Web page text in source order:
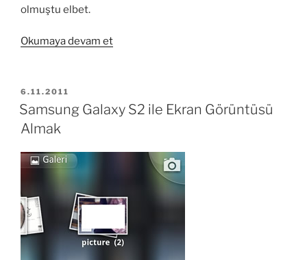
olmuştu elbet.
Okumaya devam et“Samsung
Fotoğrafları
YAYIM
TARIHI
6.11.2011
Samsung Galaxy S2 ile Ekran Görüntüsü
Almak